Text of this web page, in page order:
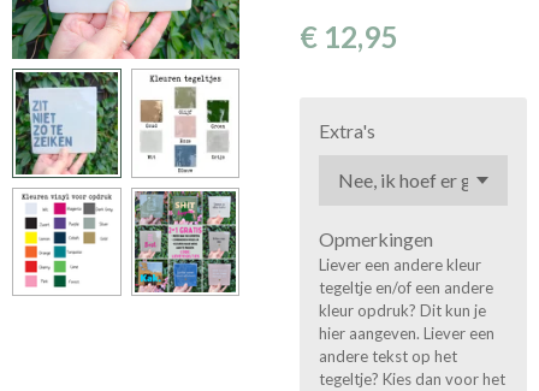
€ 12,95
Extra's
Opmerkingen
Liever een andere kleur
tegeltje en/of een andere
kleur opdruk? Dit kun je
hier aangeven. Liever een
andere tekst op het
tegeltje? Kies dan voor het